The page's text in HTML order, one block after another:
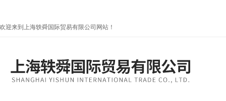
欢迎来到上海轶舜国际贸易有限公司网站！